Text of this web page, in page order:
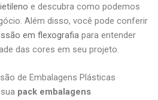
e descubra como podemos
Além disso, você pode conferir
em flexografia para entender
das cores em seu projeto.
de Embalagens Plásticas
pack embalagens